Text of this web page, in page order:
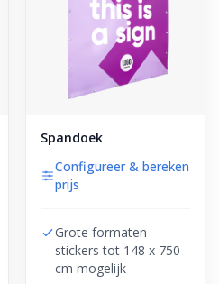
Spandoek
Configureer & bereken
prijs
Grote formaten
stickers tot 148 x 750
cm mogelijk